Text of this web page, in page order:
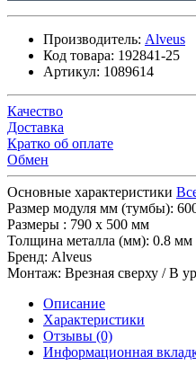
Производитель: Alveus
Код товара: 192841-25
Артикул: 1089614
Качество
Доставка
Кратко об оплате
Обмен
Основные характеристики
Размер модуля мм (тумбы):
Размеры : 790 х 500 мм
Толщина металла (мм): 0.8 мм
Бренд: Alveus
Монтаж: Врезная сверху / В
Описание
Характеристики
Отзывы (0)
Информационная